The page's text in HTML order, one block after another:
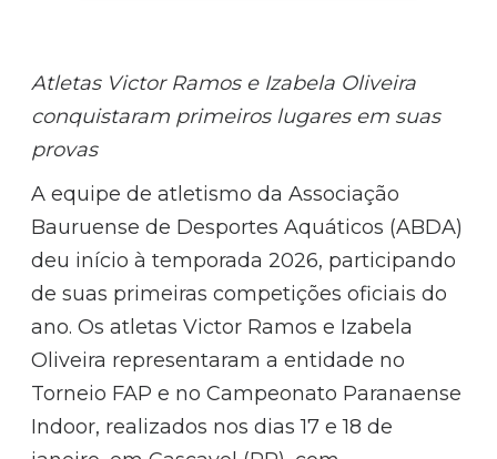
Atletas Victor Ramos e Izabela Oliveira
conquistaram primeiros lugares em suas
provas
A equipe de atletismo da Associação
Bauruense de Desportes Aquáticos (ABDA)
deu início à temporada 2026, participando
de suas primeiras competições oficiais do
ano. Os atletas Victor Ramos e Izabela
Oliveira representaram a entidade no
Torneio FAP e no Campeonato Paranaense
Indoor, realizados nos dias 17 e 18 de